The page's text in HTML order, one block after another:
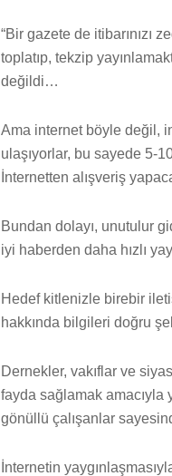
“Bir gazete de itibarınızı
toplatıp, tekzip
değildi…
Ama internet böyle değil,
ulaşıyorlar, bu sayede 5-
İnternetten alışveriş
Bundan dolayı, unutulur
iyi haberden daha hızlı
Hedef kitlenizle birebir
hakkında bilgileri doğru
Dernekler, vakıflar ve
fayda sağlamak amacıyla
gönüllü çalışanlar
İnternetin